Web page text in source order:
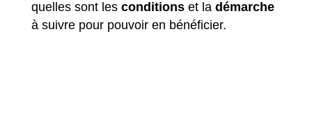
quelles sont les conditions et la démarche
à suivre pour pouvoir en bénéficier.